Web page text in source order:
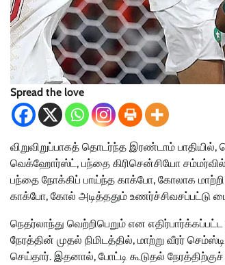
Spread the love
விறுவிறுப்பாகத் தொடர்ந்த இரண்டாம்
வெக்ஹோர்ஸ்ட், பந்தை கிரிசென்சியோ
பந்தை நோக்கிப் பாய்ந்த காக்போ, கோலாக
காக்போ, கோல் அடித்ததும் உணர்ச்சிவசப்பட்டு
நெதர்லாந்து வெற்றிபெறும் என
நேரத்தின் முதல் நிமிடத்தில், மாற்று வீரர்
செய்தார். இதனால், போட்டி கூடுதல்